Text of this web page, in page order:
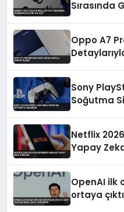
Sırasında
Oppo A7
Sony
Soğutma
Netflix
Yapay
OpenAI ilk
ortaya